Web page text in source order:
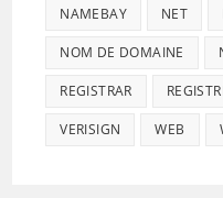
NAMEBAY NET
NOM DE DOMAINE
REGISTRAR
VERISIGN WEB